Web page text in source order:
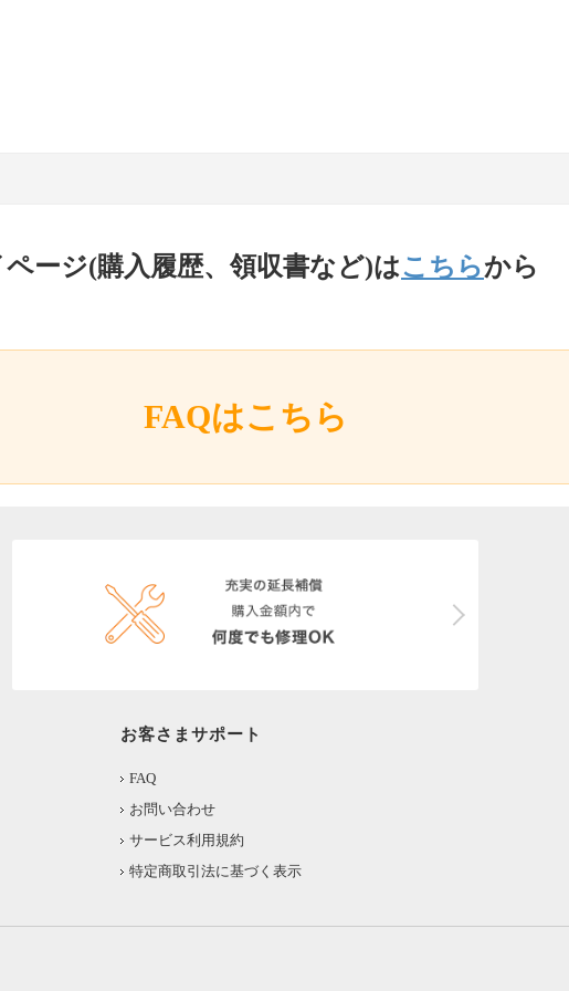
ページ(購入履歴、領収書など)はこちらから
FAQはこちら
お客さまサポート
FAQ
お問い合わせ
サービス利用規約
特定商取引法に基づく表示